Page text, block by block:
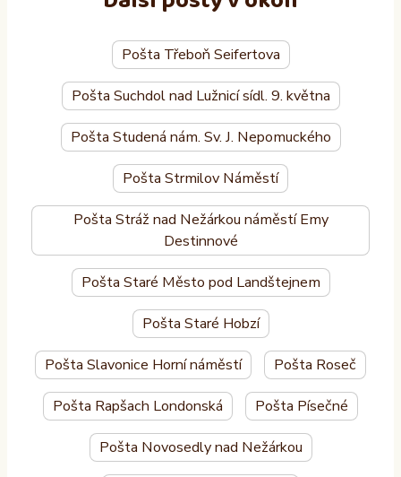
Pošta Třeboň Seifertova
Pošta Suchdol nad Lužnicí sídl. 9. května
Pošta Studená nám. Sv. J. Nepomuckého
Pošta Strmilov Náměstí
Pošta Stráž nad Nežárkou náměstí Emy
Destinnové
Pošta Staré Město pod Landštejnem
Pošta Staré Hobzí
Pošta Slavonice Horní náměstí Pošta Roseč
Pošta Rapšach Londonská Pošta Písečné
Pošta Novosedly nad Nežárkou